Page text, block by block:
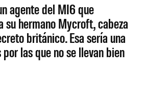
agente del MI6 que
su hermano Mycroft, cabeza
británico. Esa sería una
por las que no se llevan bien